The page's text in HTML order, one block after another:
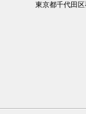
東京都千代田